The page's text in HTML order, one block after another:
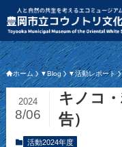
ホーム ▼Blog ▼活動レポート
キノコ
告）
2024
8/06
活動2024年度